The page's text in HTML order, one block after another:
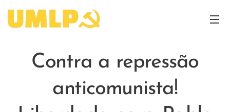
Contra a repressão
anticomunista!